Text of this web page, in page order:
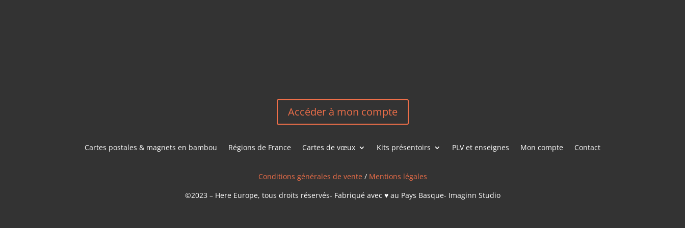
Accéder à mon compte
Cartes postales & magnets en bambou Régions de France Cartes de vœux Kits présentoirs PLV et enseignes Mon compte Contact
Conditions générales de vente / Mentions légales
©2023 – Here Europe, tous droits réservés- Fabriqué avec ♥ au Pays Basque- Imaginn Studio